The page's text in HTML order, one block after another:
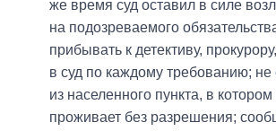
же время суд оставил в силе
на подозреваемого
прибывать к детективу,
в суд по каждому требованию; не
из населенного пункта, в котором
проживает без разрешения;